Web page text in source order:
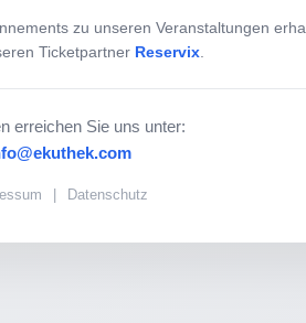
zu unseren Veranstaltungen
Ticketpartner Reservix.
erreichen Sie uns unter:
| Datenschutz